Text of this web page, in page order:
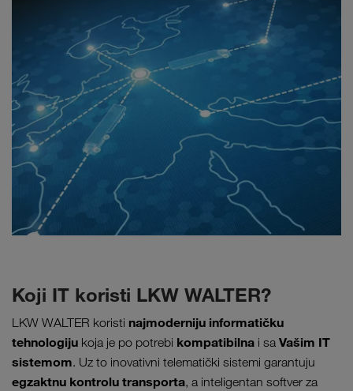
Koji IT koristi LKW WALTER?
LKW WALTER koristi najmoderniju informatičku
tehnologiju koja je po potrebi kompatibilna i sa Vašim IT
sistemom. Uz to inovativni telematički sistemi garantuju
egzaktnu kontrolu transporta, a inteligentan softver za